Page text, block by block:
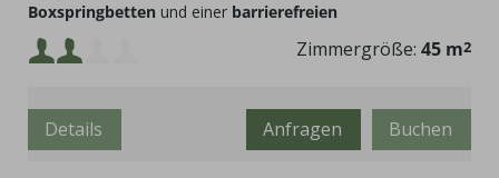
Boxspringbetten und einer barrierefreien
Tropenregendusche
Mindestbelegung:
Maximalbelegung:
Zimmergröße: 45 m2
Buchen
Anfragen
Details